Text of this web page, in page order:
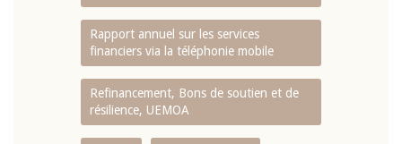
Rapport annuel sur les services
financiers via la téléphonie mobile
Refinancement, Bons de soutien et de
résilience, UEMOA